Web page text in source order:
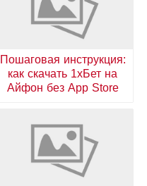
Пошаговая инструкция:
как скачать 1хБет на
Айфон без App Store